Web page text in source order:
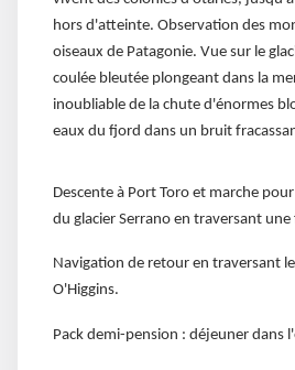
hors d'atteinte. Observation des
oiseaux de Patagonie. Vue sur le
coulée bleutée plongeant dans la
inoubliable de la chute d'énormes
eaux du fjord dans un bruit
Descente à Port Toro et marche
du glacier Serrano en traversant
Navigation de retour en traversant
O'Higgins.
Pack demi-pension : déjeuner dans